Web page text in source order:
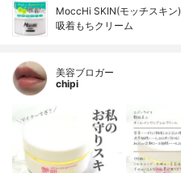
MoccHi SKIN(モッチスキン)
吸着もちクリーム
美容ブロガー
chipi